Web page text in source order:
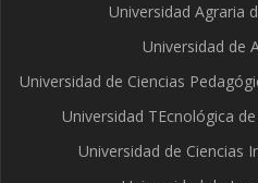
Universidad Agraria
Universidad de
Universidad de Ciencias
Universidad TEcnológica de
Universidad de Ciencias